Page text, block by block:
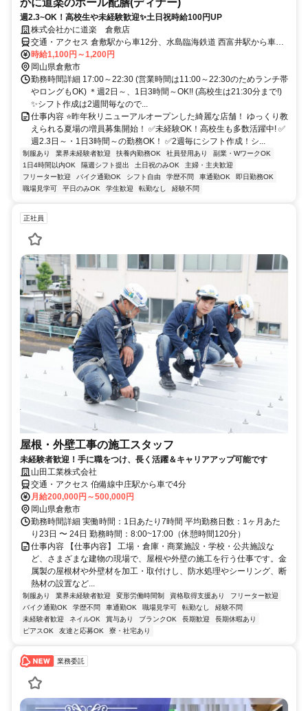
かに道楽のホール配膳(ディナー)
週2.3~OK！高校生や未経験歓迎✨土日祝時給100円UP
株式会社かに道楽 倉敷店
交通・アクセス 倉敷駅から車12分、水島臨海鉄道 西富井駅から車3
分、水島臨海鉄道 福井駅から車5分、山陽本線 倉敷駅からバス13分
時給1,100円～1,200円
岡山県倉敷市
勤務時間詳細 17:00～22:30 (営業時間は11:00～22:30のためランチ帯
やロングもOK) ＊週2日～、1日3時間～OK!! (高校生は21:30分まで!)
✨シフト作成は2週間毎なので...
仕事内容 ⭐昨年秋リニューアルオープンした綺麗な店舗！ ゆっくり教
えられる夏場の増員募集開始！ ✅未経験OK！高校生も多数活躍中! ✅
週2.3日～・1日3時間～の勤務OK！ ✅2週毎にシフト作成！シ...
制服あり 業界未経験者歓迎 扶養内勤務OK 社員登用あり
副業・WワークOK
1日4時間以内OK
隔週シフト提出 土日祝のみOK
主婦・主夫歓迎
フリーター歓迎
バイク通勤OK シフト自由 学歴不問 車通勤OK
即日勤務OK
職場見学可
平日のみOK 学生歓迎 転勤なし 経験不問
正社員
屋根・外壁工事の施工スタッフ
未経験者歓迎！手に職をつけ、長く活躍＆キャリアアップ可能です
山田工業株式会社
交通・アクセス 伯備線中庄駅から車で4分
月給200,000円～500,000円
岡山県倉敷市
勤務時間詳細 実働時間：1日あたり7時間 平均勤務日数：1ヶ月あた
り23日 〜 24日 勤務時間：8:00~17:00（休憩時間120分）
仕事内容 【仕事内容】 工場・倉庫・商業施設・学校・公共施設な
ど、さまざまな建物の現場で、屋根や外壁の施工を行う仕事です。金
属製の屋根材や外壁材を加工・取付けし、防水処理やシーリング、断
熱材の設置など...
制服あり 業界未経験者歓迎 変形労働時間制 資格取得支援あり
フリーター歓迎
バイク通勤OK
学歴不問 車通勤OK 職場見学可 転勤なし
経験不問
未経験者歓迎
ネイルOK 賞与あり ブランクOK 長期歓迎
長期休暇あり
ピアスOK
友達と応募OK 寮・社宅あり
業務委託